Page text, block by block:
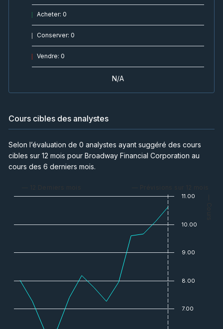
Acheter: 0
Conserver: 0
Vendre: 0
N/A
Cours cibles des analystes
Selon l’évaluation de 0 analystes ayant suggéré des cours
cibles sur 12 mois pour Broadway Financial Corporation au
cours des 6 derniers mois.
— 12 Derniers mois — Prévisions sur 12 mois
— Cours
7.00
8.00
9.00
10.00
11.00